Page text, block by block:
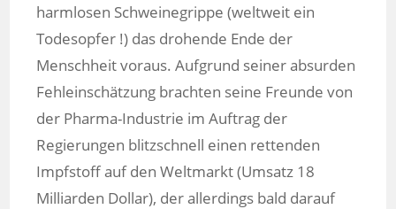
harmlosen Schweinegrippe (weltweit ein
Todesopfer !) das drohende Ende der
Menschheit voraus. Aufgrund seiner absurden
Fehleinschätzung brachten seine Freunde von
der Pharma-Industrie im Auftrag der
Regierungen blitzschnell einen rettenden
Impfstoff auf den Weltmarkt (Umsatz 18
Milliarden Dollar), der allerdings bald darauf